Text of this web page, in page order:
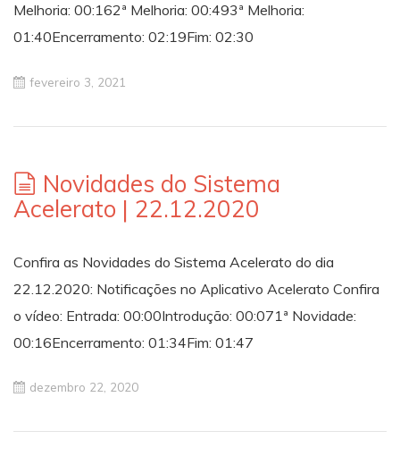
Melhoria: 00:16​2ª Melhoria: 00:493ª Melhoria:
01:40Encerramento: 02:19Fim: 02:30
fevereiro 3, 2021
Novidades do Sistema
Acelerato | 22.12.2020
Confira as Novidades do Sistema Acelerato do dia
22.12.2020: Notificações no Aplicativo Acelerato Confira
o vídeo: Entrada: 00:00Introdução: 00:071ª Novidade:
00:16Encerramento: 01:34Fim: 01:47
dezembro 22, 2020